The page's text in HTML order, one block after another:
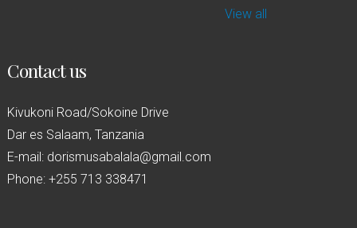
View all
Contact us
Kivukoni Road/Sokoine Drive
Dar es Salaam, Tanzania
E-mail: dorismusabalala@gmail.com
Phone: +255 713 338471